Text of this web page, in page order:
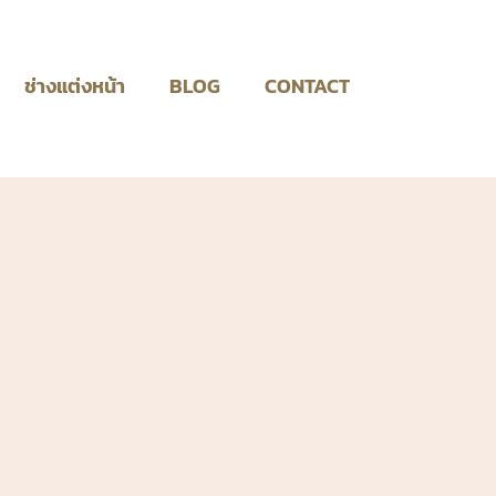
ช่างแต่งหน้า BLOG CONTACT